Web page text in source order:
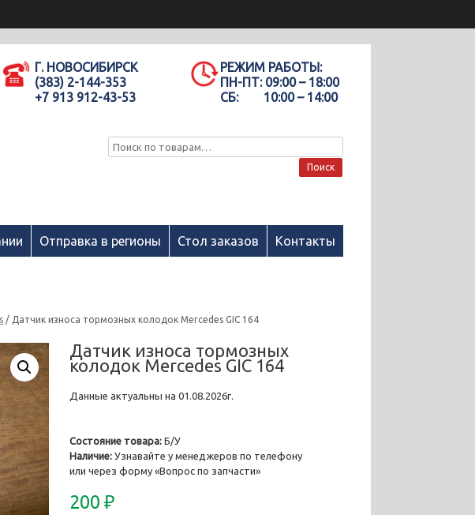
Г. НОВОСИБИРСК
(383) 2-144-353
+7 913 912-43-53
РЕЖИМ РАБОТЫ:
ПН-ПТ: 09:00 – 18:00
СБ:
10:00 – 14:00
Поиск
Отправка в регионы Стол заказов Контакты
/ Датчик износа тормозных колодок Mercedes GIC 164
Датчик износа тормозных
колодок Mercedes GIC 164
Данные актуальны на 01.08.2026г.
Состояние товара: Б/У
Наличие: Узнавайте у менеджеров по телефону
или через форму «Вопрос по запчасти»
200₽